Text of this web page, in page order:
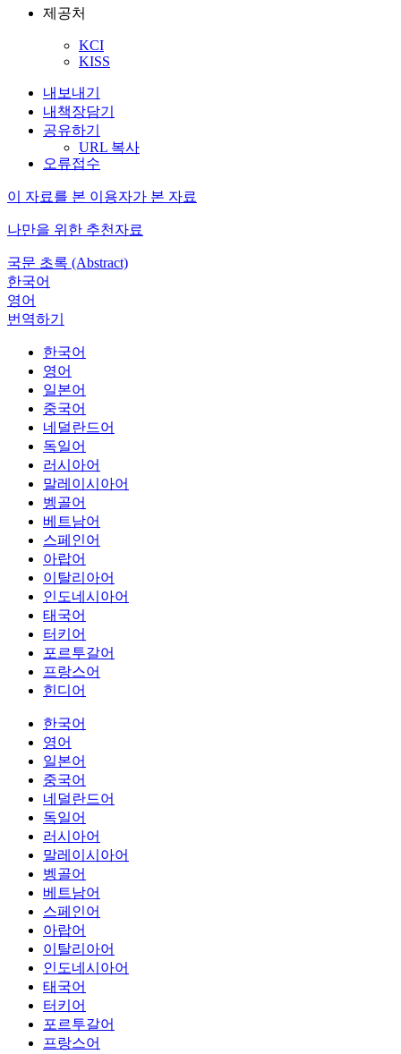
제공처
KCI
KISS
내보내기
내책장담기
공유하기
URL 복사
오류접수
이 자료를 본 이용자가 본 자료
나만을 위한 추천자료
국문 초록 (Abstract)
한국어
영어
번역하기
한국어
영어
일본어
중국어
네덜란드어
독일어
러시아어
말레이시아어
벵골어
베트남어
스페인어
아랍어
이탈리아어
인도네시아어
태국어
터키어
포르투갈어
프랑스어
힌디어
한국어
영어
일본어
중국어
네덜란드어
독일어
러시아어
말레이시아어
벵골어
베트남어
스페인어
아랍어
이탈리아어
인도네시아어
태국어
터키어
포르투갈어
프랑스어